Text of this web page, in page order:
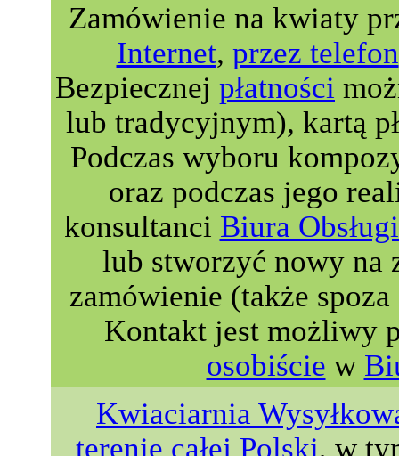
Zamówienie na kwiaty
Internet, przez telefon
Bezpiecznej płatności
lub tradycyjnym), kartą
Podczas wyboru
oraz podczas jego
konsultanci Biura
lub stworzyć nowy na
zamówienie (także
Kontakt jest możliwy
osobiście w
Kwiaciarnia
terenie całej Polski, w